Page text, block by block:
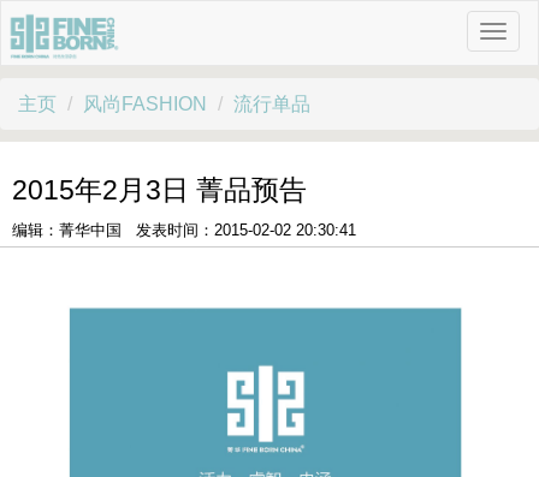
主页 风尚FASHION 流行单品
2015年2月3日 菁品预告
编辑：菁华中国 发表时间：2015-02-02 20:30:41